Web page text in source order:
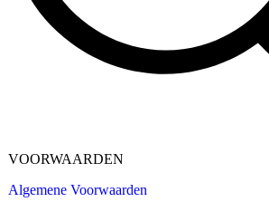
VOORWAARDEN
Algemene Voorwaarden